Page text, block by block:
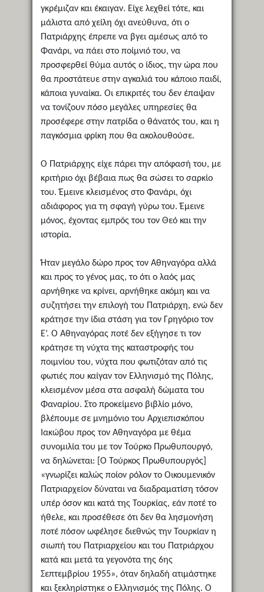
γκρέμιζαν και έκαιγαν. Είχε λεχθεί τότε, και
μάλιστα από χείλη όχι ανεύθυνα, ότι ο
Πατριάρχης έπρεπε να βγει αμέσως από το
Φανάρι, να πάει στο ποίμνιό του, να
προσφερθεί θύμα αυτός ο ίδιος, την ώρα που
θα προστάτευε στην αγκαλιά του κάποιο παιδί,
κάποια γυναίκα. Οι επικριτές του δεν έπαψαν
να τονίζουν πόσο μεγάλες υπηρεσίες θα
προσέφερε στην πατρίδα ο θάνατός του, και η
παγκόσμια φρίκη που θα ακολουθούσε.
Ο Πατριάρχης είχε πάρει την απόφασή του, με
κριτήριο όχι βέβαια πως θα σώσει το σαρκίο
του. Έμεινε κλεισμένος στο Φανάρι, όχι
αδιάφορος για τη σφαγή γύρω του. Έμεινε
μόνος, έχοντας εμπρός του τον Θεό και την
ιστορία.
Ήταν μεγάλο δώρο προς τον Αθηναγόρα αλλά
και προς το γένος μας, το ότι ο λαός μας
αρνήθηκε να κρίνει, αρνήθηκε ακόμη και να
συζητήσει την επιλογή του Πατριάρχη, ενώ δεν
κράτησε την ίδια στάση για τον Γρηγόριο τον
Ε’. Ο Αθηναγόρας ποτέ δεν εξήγησε τι τον
κράτησε τη νύχτα της καταστροφής του
ποιμνίου του, νύχτα που φωτιζόταν από τις
φωτιές που καίγαν τον Ελληνισμό της Πόλης,
κλεισμένον μέσα στα ασφαλή δώματα του
Φαναρίου. Στο προκείμενο βιβλίο μόνο,
βλέπουμε σε μνημόνιο του Αρχιεπισκόπου
Ιακώβου προς τον Αθηναγόρα με θέμα
συνομιλία του με τον Τούρκο Πρωθυπουργό,
να δηλώνεται: [Ο Τούρκος Πρωθυπουργός]
«γνωρίζει καλώς ποίον ρόλον το Οικουμενικόν
Πατριαρχείον δύναται να διαδραματίση τόσον
υπέρ όσον και κατά της Τουρκίας, εάν ποτέ το
ήθελε, και προσέθεσε ότι δεν θα λησμονήση
ποτέ πόσον ωφέλησε διεθνώς την Τουρκίαν η
σιωπή του Πατριαρχείου και του Πατριάρχου
κατά και μετά τα γεγονότα της 6ης
Σεπτεμβρίου 1955», όταν δηλαδή ατιμάστηκε
και ξεκληρίστηκε ο Ελληνισμός της Πόλης. Ο